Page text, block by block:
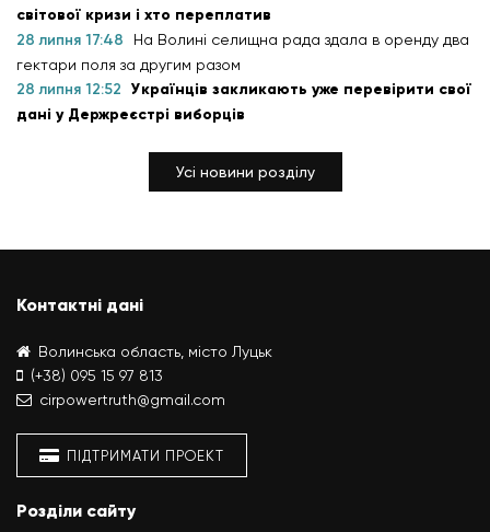
світової кризи і хто переплатив
28 липня 17:48
На Волині селищна рада здала в оренду два
гектари поля за другим разом
28 липня 12:52 Українців закликають уже перевірити свої
дані у Держреєстрі виборців
Усі новини розділу
Контактні дані
Волинська область, місто Луцьк
(+38) 095 15 97 813
cirpowertruth@gmail.com
ПІДТРИМАТИ ПРОЕКТ
Розділи сайту